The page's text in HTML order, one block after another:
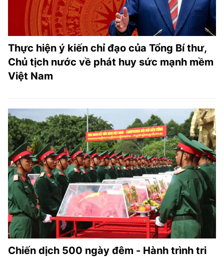
Thực hiện ý kiến chỉ đạo của Tổng Bí thư,
Chủ tịch nước về phát huy sức mạnh mềm
Việt Nam
Chiến dịch 500 ngày đêm - Hành trình tri